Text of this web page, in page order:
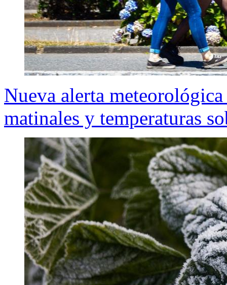
Nueva alerta
matinales y temperaturas